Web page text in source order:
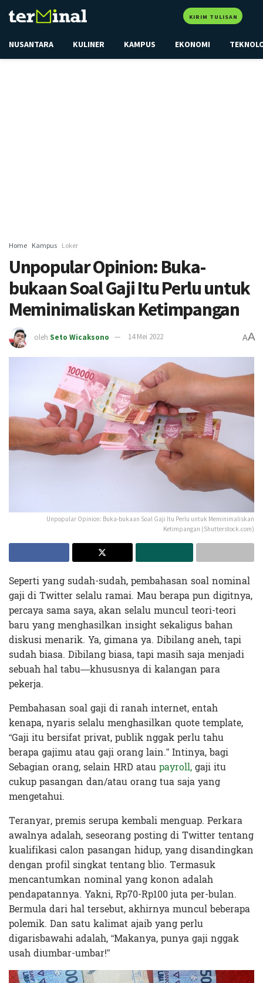
KIRIM TULISAN
NUSANTARA KULINER KAMPUS EKONOMI
Home Kampus Loker
Unpopular Opinion: Buka-
bukaan Soal Gaji Itu Perlu untuk
Meminimaliskan Ketimpangan
oleh Seto Wicaksono 14 Mei 2022 AA
Unpopular Opinion: Buka-bukaan Soal Gaji Itu Perlu untuk Meminimaliskan
Ketimpangan (Shutterstock.com)
Seperti yang sudah-sudah, pembahasan soal nominal
gaji di Twitter selalu ramai. Mau berapa pun digitnya,
percaya sama saya, akan selalu muncul teori-teori
baru yang menghasilkan insight sekaligus bahan
diskusi menarik. Ya, gimana ya. Dibilang aneh, tapi
sudah biasa. Dibilang biasa, tapi masih saja menjadi
sebuah hal tabu—khususnya di kalangan para
pekerja.
Pembahasan soal gaji di ranah internet, entah
kenapa, nyaris selalu menghasilkan quote template,
“Gaji itu bersifat privat, publik nggak perlu tahu
berapa gajimu atau gaji orang lain.” Intinya, bagi
Sebagian orang, selain HRD ataupayroll,gaji itu
cukup pasangan dan/atau orang tua saja yang
mengetahui.
Teranyar, premis serupa kembali menguap. Perkara
awalnya adalah, seseorang posting di Twitter tentang
kualifikasi calon pasangan hidup, yang disandingkan
dengan profil singkat tentang blio. Termasuk
mencantumkan nominal yang konon adalah
pendapatannya. Yakni, Rp70-Rp100 juta per-bulan.
Bermula dari hal tersebut, akhirnya muncul beberapa
polemik. Dan satu kalimat ajaib yang perlu
digarisbawahi adalah, “Makanya, punya gaji nggak
usah diumbar-umbar!”